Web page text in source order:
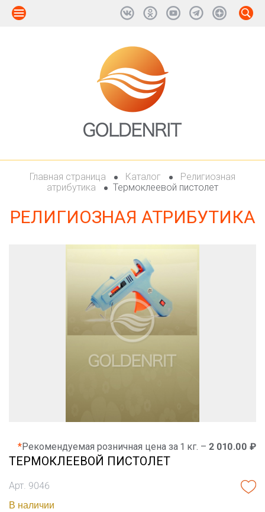
Главная страница Каталог
Религиозная
атрибутика
Термоклеевой пистолет
РЕЛИГИОЗНАЯ АТРИБУТИКА
*Рекомендуемая розничная цена за 1 кг. – 2 010.00 ₽
ТЕРМОКЛЕЕВОЙ ПИСТОЛЕТ
Арт. 9046
В наличии